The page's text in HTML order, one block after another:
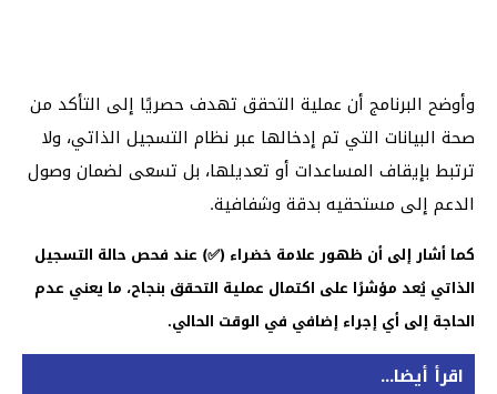
وأوضح البرنامج أن عملية التحقق تهدف حصريًا إلى التأكد من
صحة البيانات التي تم إدخالها عبر نظام التسجيل الذاتي، ولا
ترتبط بإيقاف المساعدات أو تعديلها، بل تسعى لضمان وصول
الدعم إلى مستحقيه بدقة وشفافية.
كما أشار إلى أن ظهور علامة خضراء (✅) عند فحص حالة التسجيل
الذاتي يُعد مؤشرًا على اكتمال عملية التحقق بنجاح، ما يعني عدم
الحاجة إلى أي إجراء إضافي في الوقت الحالي.
اقرأ أيضا...